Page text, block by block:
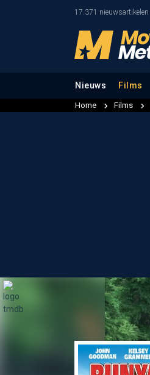
17.371 nieuwsartikelen
Nieuws Films
Home Films